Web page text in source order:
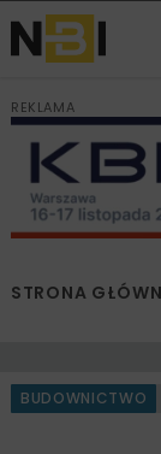
REKLAMA
STRONA
BUDOWNICTWO